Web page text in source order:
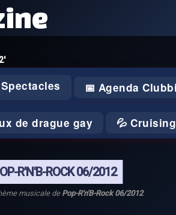
📅 Agenda
de drague gay 💦
R'N'B-ROCK 06/2012
musicale de Pop-R'n'B-Rock 06/2012